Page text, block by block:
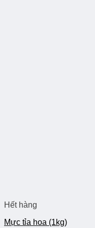
Hết hàng
Mực tỉa hoa (1kg)